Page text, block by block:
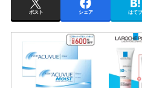
ポスト シェア はてブ